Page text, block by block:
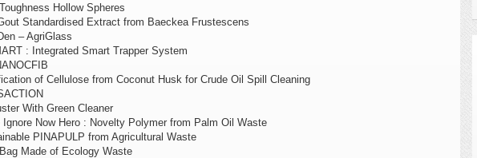
Hollow Spheres
Standardised Extract from Baeckea Frustescens
– AgriGlass
: Integrated Smart Trapper System
of Cellulose from Coconut Husk for Crude Oil Spill Cleaning
With Green Cleaner
Ignore Now Hero : Novelty Polymer from Palm Oil Waste
PINAPULP from Agricultural Waste
Made of Ecology Waste